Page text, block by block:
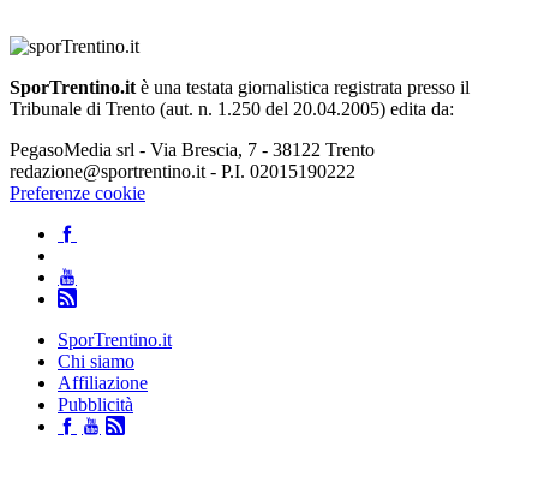
SporTrentino.it è una testata giornalistica registrata presso il
Tribunale di Trento (aut. n. 1.250 del 20.04.2005) edita da:
PegasoMedia srl - Via Brescia, 7 - 38122 Trento
redazione@sportrentino.it - P.I. 02015190222
Preferenze cookie
SporTrentino.it
Chi siamo
Affiliazione
Pubblicità